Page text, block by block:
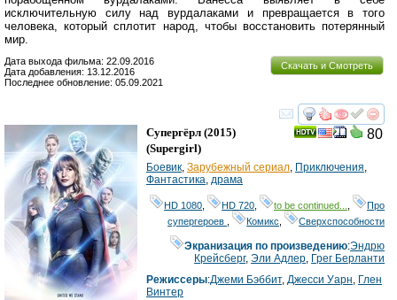
исключительную силу над вурдалаками и превращается в того
человека, который сплотит народ, чтобы восстановить потерянный
мир.
Скачать и Смотреть
Дата выхода фильма: 22.09.2016
Дата добавления: 13.12.2016
Последнее обновление: 05.09.2021
смотреть
80
Супергёрл (2015)
(Supergirl)
Боевик Зарубежный сериал Приключения
Фантастика драма
HD 1080 HD 720 to be continued...
Про
супергероев
Комикс Сверхспособности
Экранизация по произведению:Эндрю
Крейсберг,Эли Адлер Грег Берланти
Режиссеры:Джеми Бэббит, Джесси Уарн Глен
Винтер